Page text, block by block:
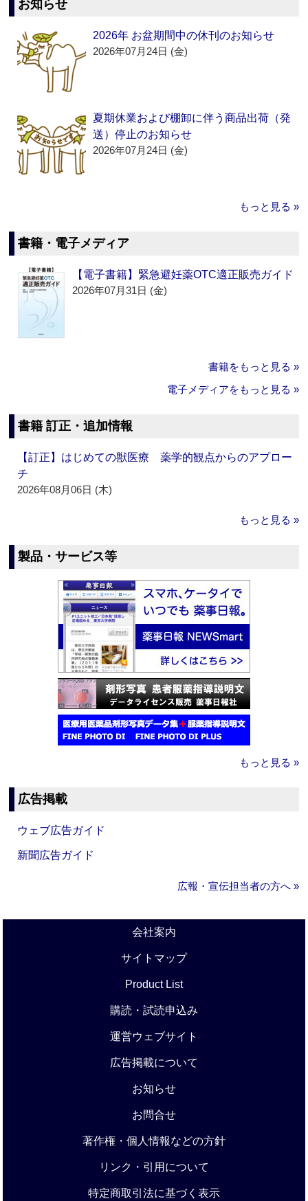
お知らせ
2026年 お盆期間中の休刊のお知らせ
2026年07月24日 (金)
夏期休業および棚卸に伴う商品出荷（発
送）停止のお知らせ
2026年07月24日 (金)
もっと見る »
書籍・電子メディア
【電子書籍】緊急避妊薬OTC適正販売ガイド
2026年07月31日 (金)
書籍をもっと見る »
電子メディアをもっと見る »
書籍 訂正・追加情報
【訂正】はじめての獣医療 薬学的観点からのアプロー
チ
2026年08月06日 (木)
もっと見る »
製品・サービス等
もっと見る »
広告掲載
ウェブ広告ガイド
新聞広告ガイド
広報・宣伝担当者の方へ »
会社案内
サイトマップ
Product List
購読・試読申込み
運営ウェブサイト
広告掲載について
お知らせ
お問合せ
著作権・個人情報などの方針
リンク・引用について
特定商取引法に基づく表示